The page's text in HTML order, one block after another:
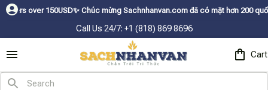
ㅤ✨Chúc mừng Sachnhanvan.com đã có mặt hơn 200 quốc gia như Mỹ,
Call Us 24/7: +1 (818) 869 8696
Cart